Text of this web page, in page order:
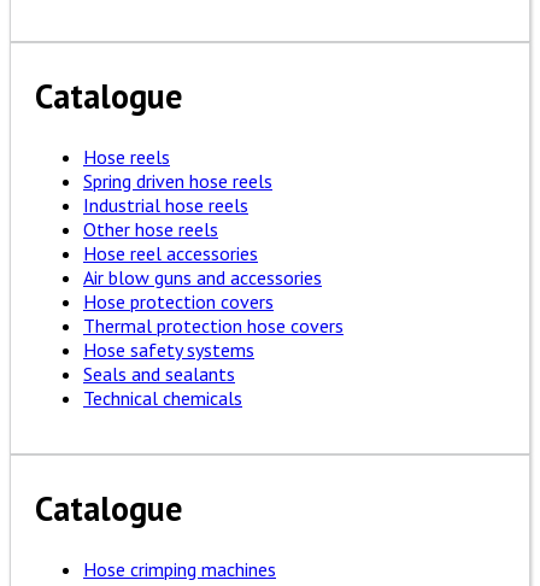
Catalogue
Hose reels
Spring driven hose reels
Industrial hose reels
Other hose reels
Hose reel accessories
Air blow guns and accessories
Hose protection covers
Thermal protection hose covers
Hose safety systems
Seals and sealants
Technical chemicals
Catalogue
Hose crimping machines